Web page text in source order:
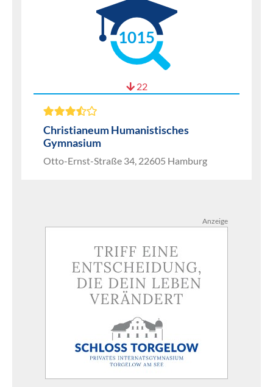
1015
22
Christianeum Humanistisches
Gymnasium
Otto-Ernst-Straße 34, 22605 Hamburg
Anzeige